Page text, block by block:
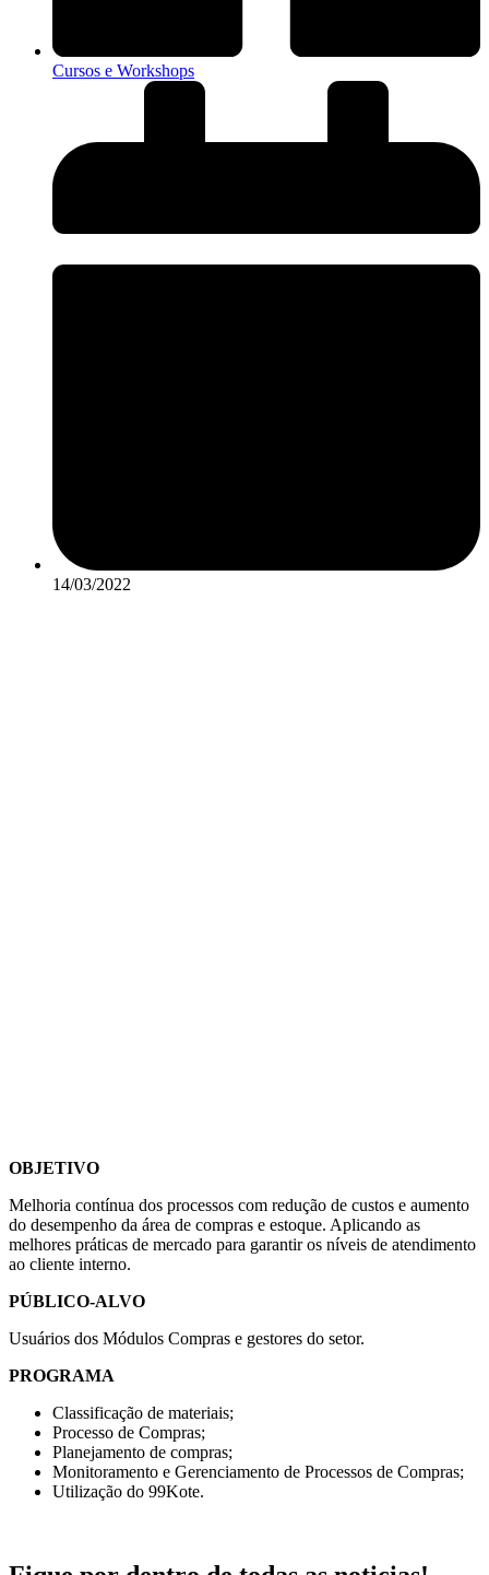
Cursos e Workshops
14/03/2022
OBJETIVO
Melhoria contínua dos processos com redução de custos e aumento
do desempenho da área de compras e estoque. Aplicando as
melhores práticas de mercado para garantir os níveis de atendimento
ao cliente interno.
PÚBLICO-ALVO
Usuários dos Módulos Compras e gestores do setor.
PROGRAMA
Classificação de materiais;
Processo de Compras;
Planejamento de compras;
Monitoramento e Gerenciamento de Processos de Compras;
Utilização do 99Kote.